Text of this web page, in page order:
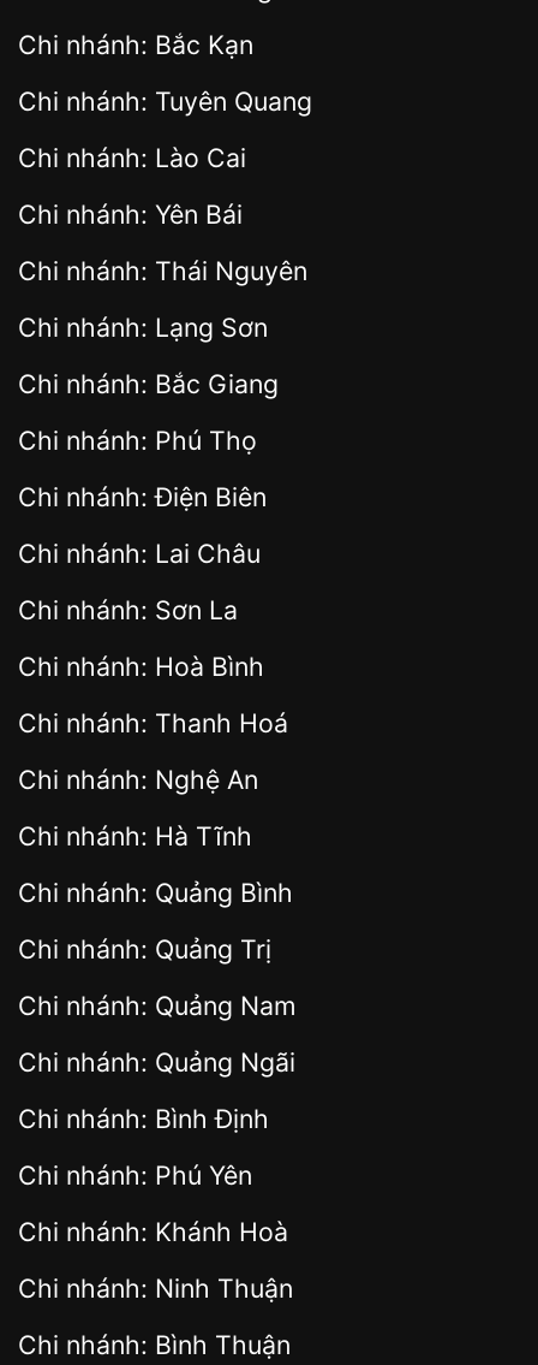
Chi nhánh: Bắc Kạn
Chi nhánh: Tuyên Quang
Chi nhánh: Lào Cai
Chi nhánh: Yên Bái
Chi nhánh: Thái Nguyên
Chi nhánh: Lạng Sơn
Chi nhánh: Bắc Giang
Chi nhánh: Phú Thọ
Chi nhánh: Điện Biên
Chi nhánh: Lai Châu
Chi nhánh: Sơn La
Chi nhánh: Hoà Bình
Chi nhánh: Thanh Hoá
Chi nhánh: Nghệ An
Chi nhánh: Hà Tĩnh
Chi nhánh: Quảng Bình
Chi nhánh: Quảng Trị
Chi nhánh: Quảng Nam
Chi nhánh: Quảng Ngãi
Chi nhánh: Bình Định
Chi nhánh: Phú Yên
Chi nhánh: Khánh Hoà
Chi nhánh: Ninh Thuận
Chi nhánh: Bình Thuận